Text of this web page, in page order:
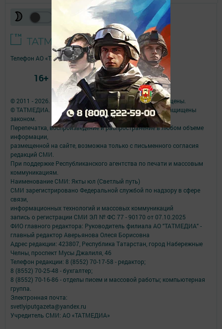
© 2011 - 2026. Якты юл (Светлый путь). Все права защищены.
© ТАТМЕДИА. Все материалы, размещенные на сайте, защищены
законом.
Перепечатка, воспроизведение и распространение в любом объеме
информации,
размещенной на сайте, возможна только с письменного согласия
редакций СМИ.
При поддержке Республиканского агентства по печати и массовым
коммуникациям.
Наименование СМИ: Якты юл (Светлый путь)
СМИ зарегистрировано Федеральной службой по надзору в сфере
связи,
информационных технологий и массовых коммуникаций
запись о регистрации СМИ ЭЛ № ФС 77 - 90170 от 07.10.2025
ФИО главного редактора: Руководитель филиала АО "ТАТМЕДИА" -
главный редактор Аверьянова Олеся Борисовна
Адрес редакции: 423807, Республика Татарстан, город Набережные
Челны, проспект Мусы Джалиля, 46
Телефон редакции: 8 (8552) 70-17-58 - редактор;
8 (8552) 70-25-48 - бухгалтер;
8 (8552) 70-16-86 - отделы писем и массовой работы; компьютерная
группа.
Электронная почта:
svetlyiputgazeta@yandex.ru
Учредитель СМИ: АО «ТАТМЕДИА»
Телефон АО «ТАТМЕДИА»:(843) 222 09 84
16+